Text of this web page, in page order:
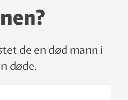
de en død mann i
døde.